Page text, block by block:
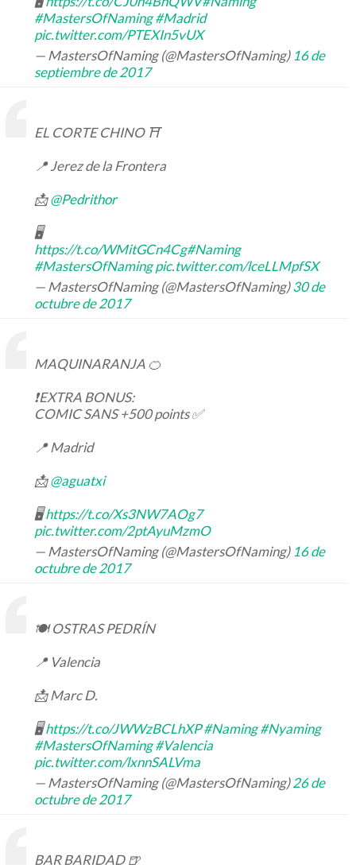
#MastersOfNaming #Madrid
pic.twitter.com/PTEXIn5vUX
— MastersOfNaming (@MastersOfNaming) 16 de
septiembre de 2017
EL CORTE CHINO ⛩
📍 Jerez de la Frontera
📩@Pedrithor
🖥
https://t.co/WMitGCn4Cg#Naming
#MastersOfNaming pic.twitter.com/lceLLMpfSX
— MastersOfNaming (@MastersOfNaming)30 de
octubre de 2017
MAQUINARANJA 🍊
❗️EXTRA BONUS:
COMIC SANS +500 points ✅
📍 Madrid
📩@aguatxi
🖥https://t.co/Xs3NW7AOg7
pic.twitter.com/2ptAyuMzmO
— MastersOfNaming (@MastersOfNaming) 16 de
octubre de 2017
🍽 OSTRAS PEDRÍN
📍 Valencia
📩 Marc D.
🖥https://t.co/JWWzBCLhXP #Naming #Nyaming
#MastersOfNaming #Valencia
pic.twitter.com/lxnnSALVma
— MastersOfNaming (@MastersOfNaming)26 de
octubre de 2017
BAR BARIDAD 🍺